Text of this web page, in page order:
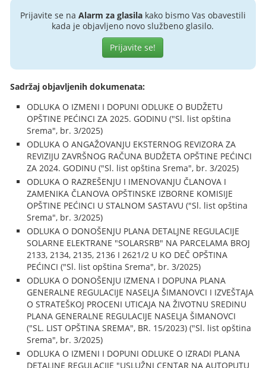
Prijavite se na Alarm za glasilakako bismo Vas obavestili
kada je objavljeno novo službeno glasilo.
Prijavite se!
Sadržaj objavljenih dokumenata:
ODLUKA O IZMENI I DOPUNI ODLUKE O BUDŽETU
OPŠTINE PEĆINCI ZA 2025. GODINU ("Sl. list opština
Srema", br. 3/2025)
ODLUKA O ANGAŽOVANJU EKSTERNOG REVIZORA ZA
REVIZIJU ZAVRŠNOG RAČUNA BUDŽETA OPŠTINE PEĆINCI
ZA 2024. GODINU ("Sl. list opština Srema", br. 3/2025)
ODLUKA O RAZREŠENJU I IMENOVANJU ČLANOVA I
ZAMENIKA ČLANOVA OPŠTINSKE IZBORNE KOMISIJE
OPŠTINE PEĆINCI U STALNOM SASTAVU ("Sl. list opština
Srema", br. 3/2025)
ODLUKA O DONOŠENJU PLANA DETALJNE REGULACIJE
SOLARNE ELEKTRANE "SOLARSRB" NA PARCELAMA BROJ
2133, 2134, 2135, 2136 I 2621/2 U KO DEČ OPŠTINA
PEĆINCI ("Sl. list opština Srema", br. 3/2025)
ODLUKA O DONOŠENJU IZMENA I DOPUNA PLANA
GENERALNE REGULACIJE NASELJA ŠIMANOVCI I IZVEŠTAJA
O STRATEŠKOJ PROCENI UTICAJA NA ŽIVOTNU SREDINU
PLANA GENERALNE REGULACIJE NASELJA ŠIMANOVCI
("SL. LIST OPŠTINA SREMA", BR. 15/2023) ("Sl. list opština
Srema", br. 3/2025)
ODLUKA O IZMENI I DOPUNI ODLUKE O IZRADI PLANA
DETALJNE REGULACIJE "USLUŽNI CENTAR NA AUTOPUTU